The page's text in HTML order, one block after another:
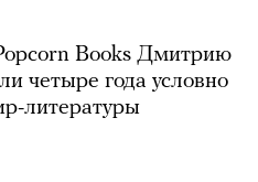
Books Дмитрию
четыре года условно
литературы